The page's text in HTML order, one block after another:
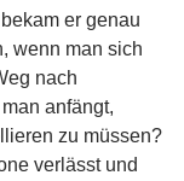
er genau
wenn man sich
nach
anfängt,
zu müssen?
verlässt und